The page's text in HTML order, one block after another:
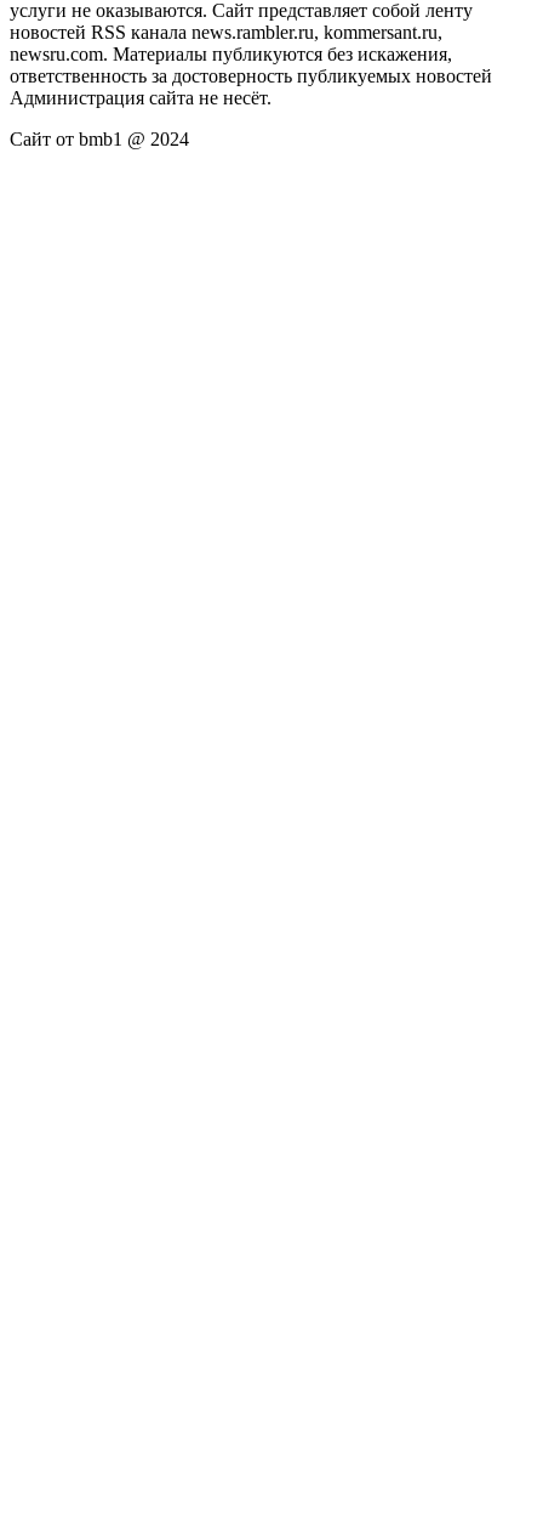
услуги не оказываются. Сайт представляет собой ленту
новостей RSS канала news.rambler.ru, kommersant.ru,
newsru.com. Материалы публикуются без искажения,
ответственность за достоверность публикуемых новостей
Администрация сайта не несёт.
Сайт от bmb1 @ 2024